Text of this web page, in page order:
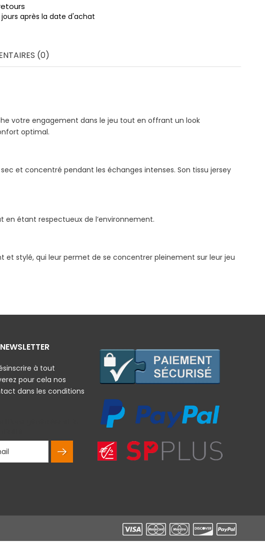
jours après la date d'achat
(0)
votre engagement dans le jeu tout en offrant un look
optimal.
et concentré pendant les échanges intenses. Son tissu jersey
étant respectueux de l’environnement.
stylé, qui leur permet de se concentrer pleinement sur leur jeu
à tout
pour cela nos
dans les conditions